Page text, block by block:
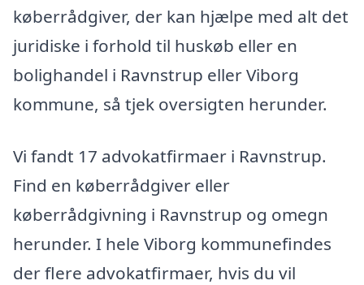
køberrådgiver, der kan hjælpe med alt det
juridiske i forhold til huskøb eller en
bolighandel i Ravnstrup eller Viborg
kommune, så tjek oversigten herunder.
Vi fandt 17 advokatfirmaer i Ravnstrup.
Find en køberrådgiver eller
køberrådgivning i Ravnstrup og omegn
herunder. I hele Viborg kommunefindes
der flere advokatfirmaer, hvis du vil